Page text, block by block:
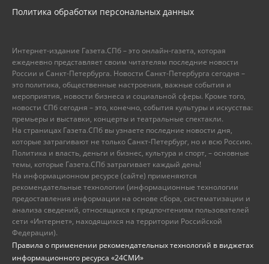
Политика обработки персональных данных
Интернет-издание Газета.СПб – это онлайн-газета, которая
ежедневно представляет своим читателям последние новости
России и Санкт-Петербурга. Новости Санкт-Петербурга сегодня –
это политика, общественные настроения, важные события и
мероприятия, новости бизнеса и социальной сферы. Кроме того,
новости СПб сегодня – это, конечно, события культуры и искусства:
премьеры и выставки, концерты и театральные спектакли.
На страницах Газета.СПб вы узнаете последние новости дня,
которые затрагивают не только Санкт-Петербург, но и всю Россию.
Политика и власть, деньги и бизнес, культура и спорт, – основные
темы, которые Газета.СПб затрагивает каждый день!
На информационном ресурсе (сайте) применяются
рекомендательные технологии (информационные технологии
предоставления информации на основе сбора, систематизации и
анализа сведений, относящихся к предпочтениям пользователей
сети «Интернет», находящихся на территории Российской
Федерации).
Правила о применении рекомендательных технологий в виджетах
информационного ресурса «24СМИ»